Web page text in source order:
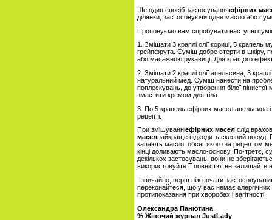
Ще один спосіб застосуванняефірних
ділянки, застосовуючи одне масло або
Пропонуємо вам спробувати наступні
1. Змішати 3 краплі олії кориці, 5 крапель
грейпфрута. Суміш добре втерти в шкіру,
або масажною рукавиці. Для кращого
2. Змішати 2 краплі олії апельсина, 3
натуральний мед. Суміш нанести на
поплескувань, до утворення білої
змастити кремом для тіла.
3. По 5 крапель ефірних масел
рецепті.
При змішуванніефірних масел слід
маселнайкраще підходить скляний посуд.
капають масло, обсяг якого за рецептом
кінці доливають масло-основу. По-третє,
декількох застосувань, вони не
використовуйте її повністю, не залишайте
І звичайно, перш ніж почати застосовувати
переконайтеся, що у вас немає
протипоказання при хворобах і вагітності.
Олександра Панютина
% Жіночий журнал JustLady